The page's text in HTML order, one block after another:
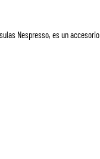
Nespresso, es un accesorio